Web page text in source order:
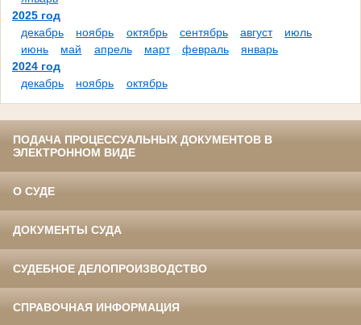
2025 год
декабрь
ноябрь октябрь сентябрь август
июль
июнь
май апрель март февраль
январь
2024 год
декабрь
ноябрь октябрь
ПОДАЧА ПРОЦЕССУАЛЬНЫХ ДОКУМЕНТОВ В
ЭЛЕКТРОННОМ ВИДЕ
О СУДЕ
ДОКУМЕНТЫ СУДА
СУДЕБНОЕ ДЕЛОПРОИЗВОДСТВО
СПРАВОЧНАЯ ИНФОРМАЦИЯ